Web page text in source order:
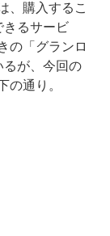
、購入するこ
きるサービ
の「グランロ
るが、今回の
の通り。